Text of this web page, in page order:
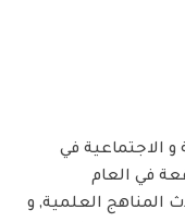
و الاجتماعية في
دفعة في العام
احدث المناهج العلمية, و